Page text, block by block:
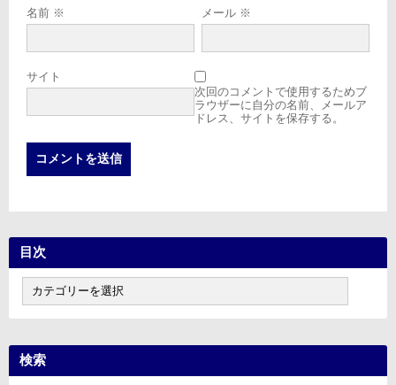
名前 ※ メール ※
サイト
次回のコメントで使用するためブ
ラウザーに自分の名前、メールア
ドレス、サイトを保存する。
目次
次
検索